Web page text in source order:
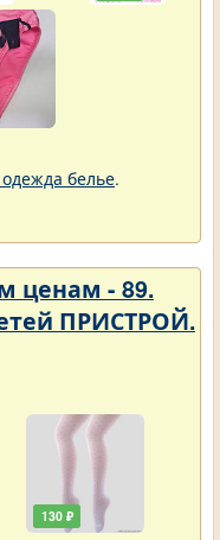
белье.
ценам - 89.
ПРИСТРОЙ.
130 ₽